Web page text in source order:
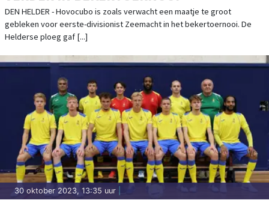
DEN HELDER - Hovocubo is zoals verwacht een maatje te groot
gebleken voor eerste-divisionist Zeemacht in het bekertoernooi. De
Helderse ploeg gaf [...]
30 oktober 2023, 13:35 uur